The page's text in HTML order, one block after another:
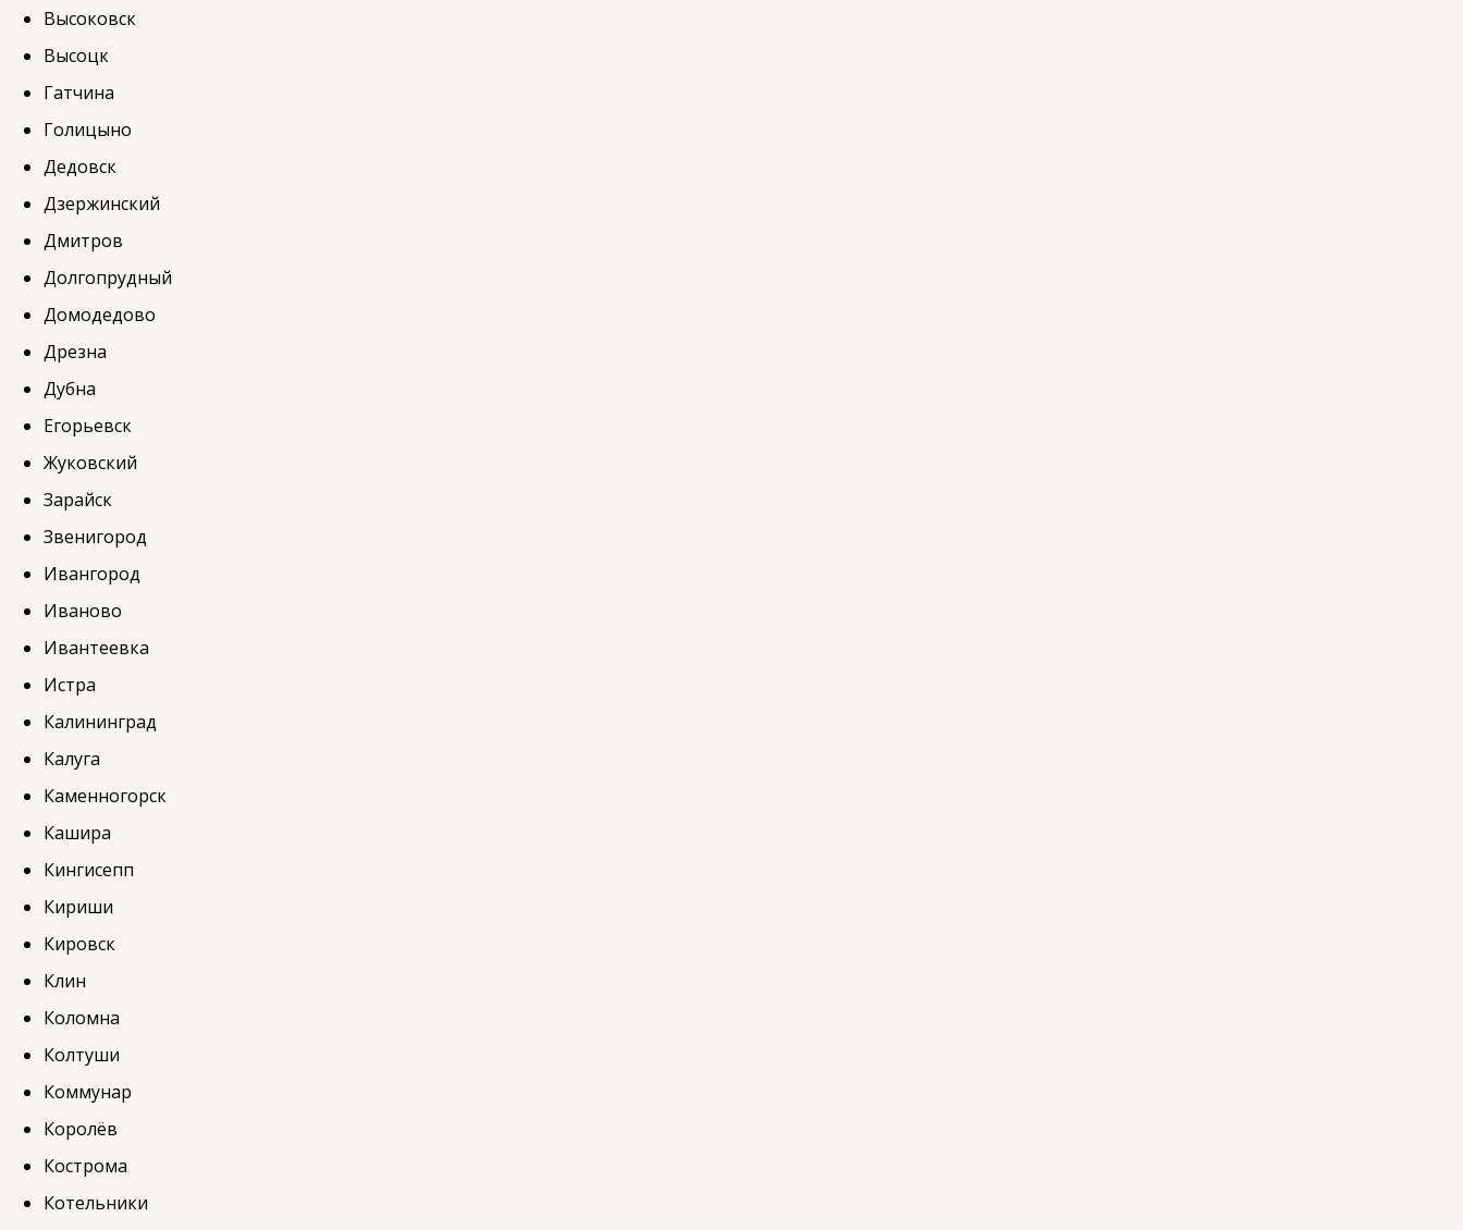
Высоковск
Высоцк
Гатчина
Голицыно
Дедовск
Дзержинский
Дмитров
Долгопрудный
Домодедово
Дрезна
Дубна
Егорьевск
Жуковский
Зарайск
Звенигород
Ивангород
Иваново
Ивантеевка
Истра
Калининград
Калуга
Каменногорск
Кашира
Кингисепп
Кириши
Кировск
Клин
Коломна
Колтуши
Коммунар
Королёв
Кострома
Котельники